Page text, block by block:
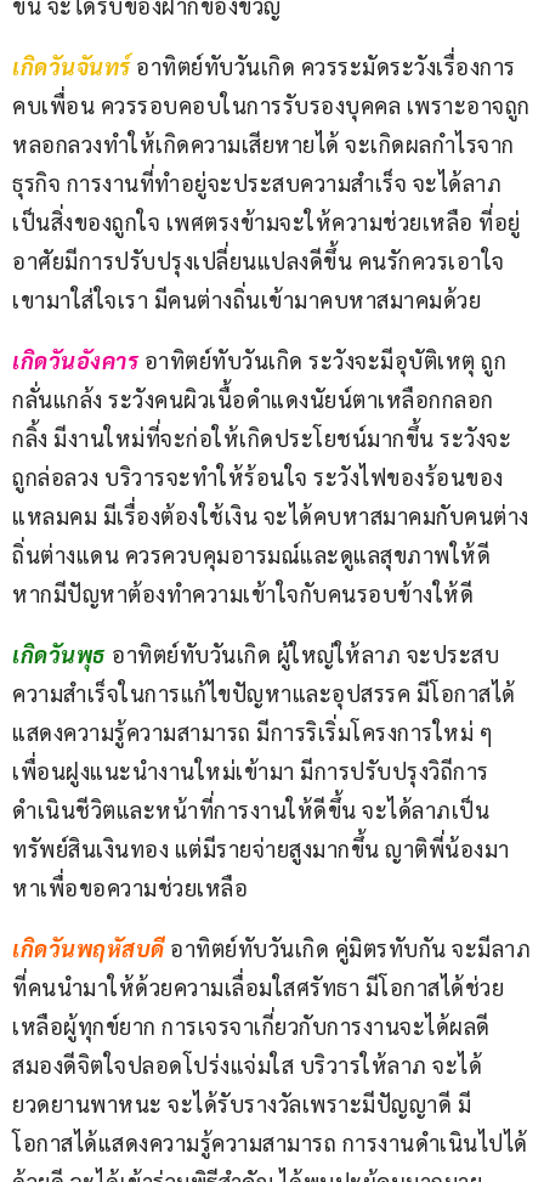
ขึ้น จะได้รับของฝากของขวัญ
เกิดวันจันทร์ อาทิตย์ทับวันเกิด ควรระมัดระวังเรื่องการ
คบเพื่อน ควรรอบคอบในการรับรองบุคคล เพราะอาจถูก
หลอกลวงทำให้เกิดความเสียหายได้ จะเกิดผลกำไรจาก
ธุรกิจ การงานที่ทำอยู่จะประสบความสำเร็จ จะได้ลาภ
เป็นสิ่งของถูกใจ เพศตรงข้ามจะให้ความช่วยเหลือ ที่อยู่
อาศัยมีการปรับปรุงเปลี่ยนแปลงดีขึ้น คนรักควรเอาใจ
เขามาใส่ใจเรา มีคนต่างถิ่นเข้ามาคบหาสมาคมด้วย
เกิดวันอังคาร อาทิตย์ทับวันเกิด ระวังจะมีอุบัติเหตุ ถูก
กลั่นแกล้ง ระวังคนผิวเนื้อดำแดงนัยน์ตาเหลือกกลอก
กลิ้ง มีงานใหม่ที่จะก่อให้เกิดประโยชน์มากขึ้น ระวังจะ
ถูกล่อลวง บริวารจะทำให้ร้อนใจ ระวังไฟของร้อนของ
แหลมคม มีเรื่องต้องใช้เงิน จะได้คบหาสมาคมกับคนต่าง
ถิ่นต่างแดน ควรควบคุมอารมณ์และดูแลสุขภาพให้ดี
หากมีปัญหาต้องทำความเข้าใจกับคนรอบข้างให้ดี
เกิดวันพุธ อาทิตย์ทับวันเกิด ผู้ใหญ่ให้ลาภ จะประสบ
ความสำเร็จในการแก้ไขปัญหาและอุปสรรค มีโอกาสได้
แสดงความรู้ความสามารถ มีการริเริ่มโครงการใหม่ ๆ
เพื่อนฝูงแนะนำงานใหม่เข้ามา มีการปรับปรุงวิถีการ
ดำเนินชีวิตและหน้าที่การงานให้ดีขึ้น จะได้ลาภเป็น
ทรัพย์สินเงินทอง แต่มีรายจ่ายสูงมากขึ้น ญาติพี่น้องมา
หาเพื่อขอความช่วยเหลือ
เกิดวันพฤหัสบดี อาทิตย์ทับวันเกิด คู่มิตรทับกัน จะมีลาภ
ที่คนนำมาให้ด้วยความเลื่อมใสศรัทธา มีโอกาสได้ช่วย
เหลือผู้ทุกข์ยาก การเจรจาเกี่ยวกับการงานจะได้ผลดี
สมองดีจิตใจปลอดโปร่งแจ่มใส บริวารให้ลาภ จะได้
ยวดยานพาหนะ จะได้รับรางวัลเพราะมีปัญญาดี มี
โอกาสได้แสดงความรู้ความสามารถ การงานดำเนินไปได้